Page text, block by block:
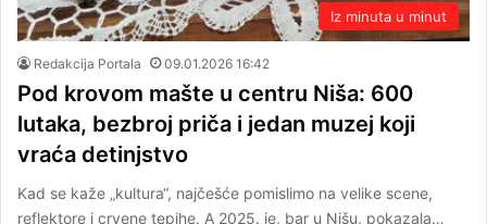
Iz minuta u minut
Redakcija Portala 09.01.2026 16:42
Pod krovom mašte u centru Niša: 600
lutaka, bezbroj priča i jedan muzej koji
vraća detinjstvo
Kad se kaže „kultura“, najčešće pomislimo na velike scene,
reflektore i crvene tepihe. A 2025. je, bar u Nišu, pokazala…